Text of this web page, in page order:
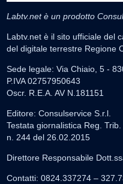
Labtv.net è un prodotto
Labtv.net è il sito ufficiale del
del digitale terrestre Regione
Sede legale: Via Chiaio, 5 -
P.IVA 02757950643
Oscr. R.E.A. AV N.181151
Editore: Consulservice S.r.l.
Testata giornalistica Reg.
n. 244 del 26.02.2015
Direttore Responsabile
Contatti: 0824.337274 –